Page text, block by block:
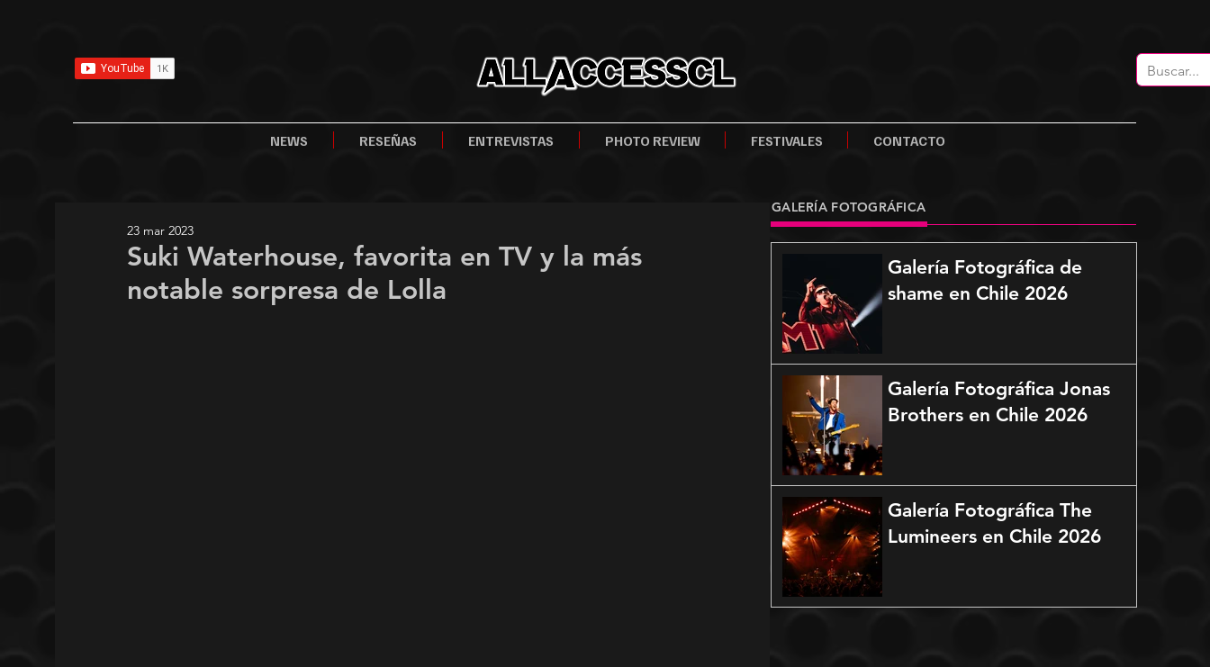
NEWS RESEÑAS ENTREVISTAS PHOTO REVIEW FESTIVALES CONTACTO
Suki Waterhouse, favorita en TV y la más
notable sorpresa de Lolla
23 mar 2023
GALERÍA FOTOGRÁFICA
Galería Fotográfica de
shame en Chile 2026
Galería Fotográfica Jonas
Brothers en Chile 2026
Galería Fotográfica The
Lumineers en Chile 2026